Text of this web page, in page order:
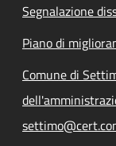
Segnalazione
Piano di
Comune di